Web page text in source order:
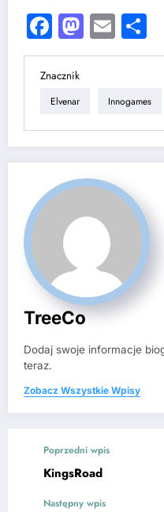
Facebook
Email
Znacznik
Elvenar Innogames
TreeCo
Dodaj swoje informacje
teraz.
Zobacz Wszystkie Wpisy
Poprzedni wpis
KingsRoad
Następny wpis